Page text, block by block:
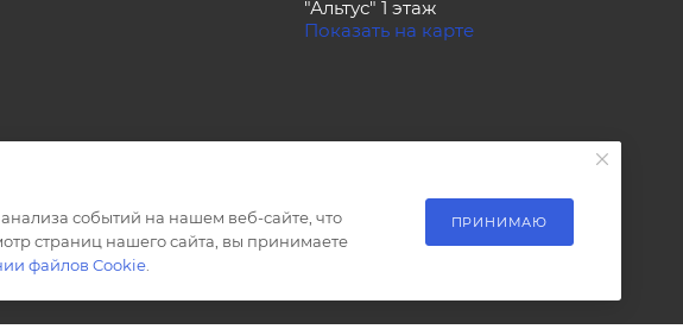
"Альтус" 1 этаж
Показать на карте
событий на нашем веб-сайте, что
страниц нашего сайта, вы принимаете
файлов Cookie
ПРИНИМАЮ